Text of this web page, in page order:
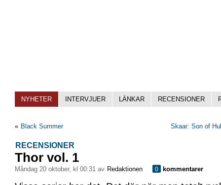
NYHETER INTERVJUER LÄNKAR RECENSIONER
« Black Summer Skaar: Son of
RECENSIONER
Thor vol. 1
måndag 20 oktober, kl 00:31 av Redaktionen 0 kommentarer